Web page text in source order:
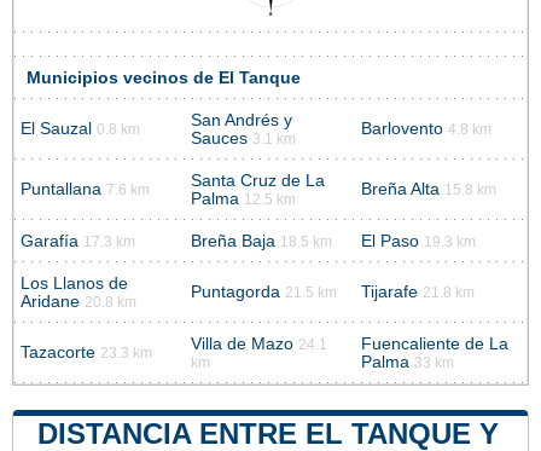
Municipios vecinos de El Tanque
El Sauzal 0.8 km
San Andrés y
Sauces 3.1 km
Barlovento 4.8 km
Puntallana 7.6 km
Santa Cruz de La
Palma 12.5 km
Breña Alta 15.8 km
Garafía 17.3 km Breña Baja 18.5 km El Paso 19.3 km
Los Llanos de
Aridane 20.8 km
Puntagorda 21.5 km Tijarafe 21.8 km
Tazacorte 23.3 km Villa de Mazo 24.1
km
Fuencaliente de La
Palma 33 km
DISTANCIA ENTRE EL TANQUE Y